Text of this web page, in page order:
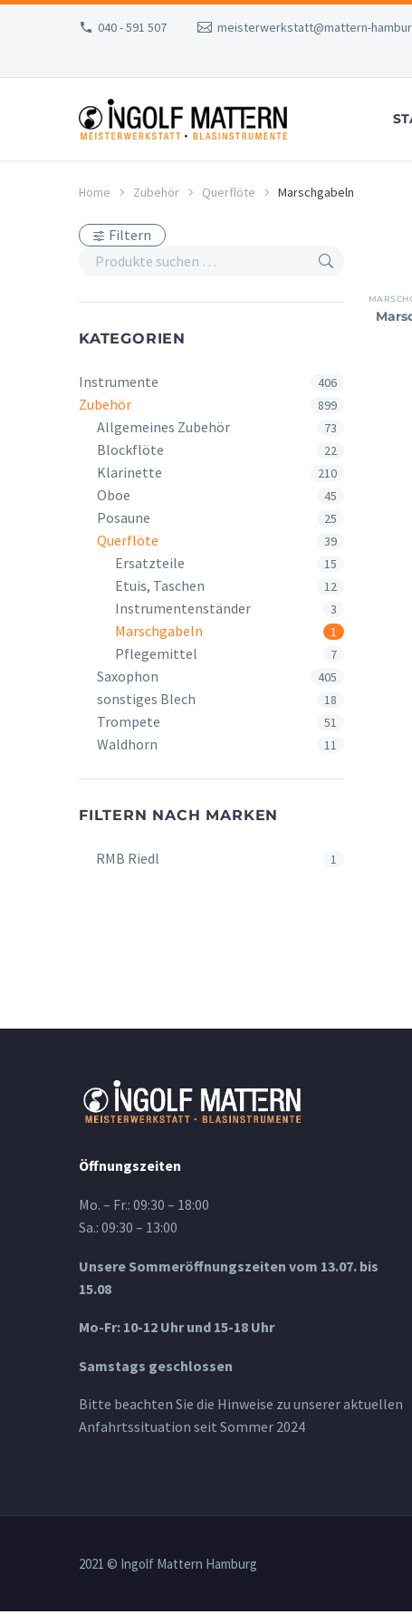
040 - 591 507
meisterwerkstatt@mattern-
Home Zubehör Querflöte Marschgabeln
Filtern
KATEGORIEN
Instrumente 406
Zubehör 899
Allgemeines Zubehör 73
Blockflöte 22
Klarinette 210
Oboe 45
Posaune 25
Querflöte 39
Ersatzteile 15
Etuis, Taschen 12
Instrumentenständer 3
Marschgabeln 1
Pflegemittel 7
Saxophon 405
sonstiges Blech 18
Trompete 51
Waldhorn 11
FILTERN NACH MARKEN
RMB Riedl 1
Öffnungszeiten
Mo. – Fr.: 09:30 – 18:00
Sa.: 09:30 – 13:00
Unsere Sommeröffnungszeiten vom 13.07. bis
15.08
Mo-Fr: 10-12 Uhr und 15-18 Uhr
Samstags geschlossen
Bitte beachten Sie die Hinweise zu unserer aktuellen
Anfahrtssituation seit Sommer 2024
2021 © Ingolf Mattern Hamburg